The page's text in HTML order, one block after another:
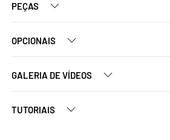
PEÇAS
OPCIONAIS
GALERIA DE VÍDEOS
TUTORIAIS